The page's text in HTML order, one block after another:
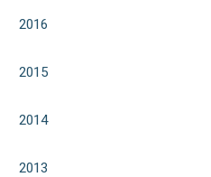
2016
2015
2014
2013